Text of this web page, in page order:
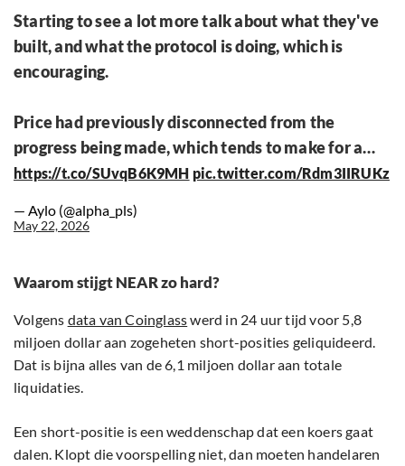
Starting to see a lot more talk about what they've
built, and what the protocol is doing, which is
encouraging.
Price had previously disconnected from the
progress being made, which tends to make for a…
https://t.co/SUvqB6K9MH pic.twitter.com/Rdm3IIRUKz
— Aylo (@alpha_pls)
May 22, 2026
Waarom stijgt NEAR zo hard?
Volgens data van Coinglasswerd in 24 uur tijd voor 5,8
miljoen dollar aan zogeheten short-posities geliquideerd.
Dat is bijna alles van de 6,1 miljoen dollar aan totale
liquidaties.
Een short-positie is een weddenschap dat een koers gaat
dalen. Klopt die voorspelling niet, dan moeten handelaren